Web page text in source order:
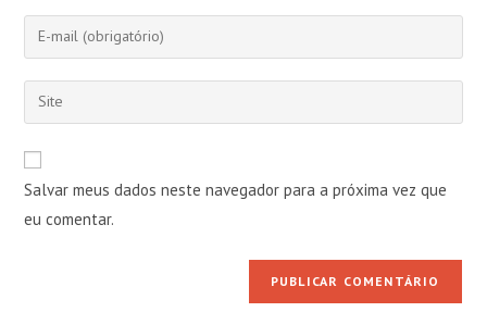
nome
ou
de
usuário
para
Digite
seu
endereço
de
para
comentar
Digite
o
do
seu
site
Salvar meus dados neste navegador para a próxima vez que
eu comentar.